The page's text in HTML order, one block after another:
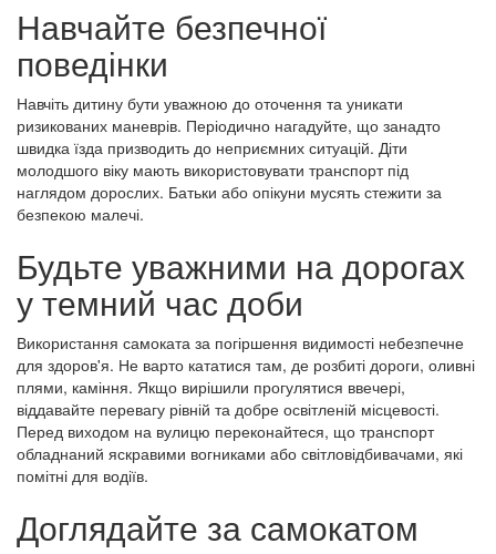
Навчайте безпечної
поведінки
Навчіть дитину бути уважною до оточення та уникати
ризикованих маневрів. Періодично нагадуйте, що занадто
швидка їзда призводить до неприємних ситуацій. Діти
молодшого віку мають використовувати транспорт під
наглядом дорослих. Батьки або опікуни мусять стежити за
безпекою малечі.
Будьте уважними на дорогах
у темний час доби
Використання самоката за погіршення видимості небезпечне
для здоров'я. Не варто кататися там, де розбиті дороги, оливні
плями, каміння. Якщо вирішили прогулятися ввечері,
віддавайте перевагу рівній та добре освітленій місцевості.
Перед виходом на вулицю переконайтеся, що транспорт
обладнаний яскравими вогниками або світловідбивачами, які
помітні для водіїв.
Доглядайте за самокатом